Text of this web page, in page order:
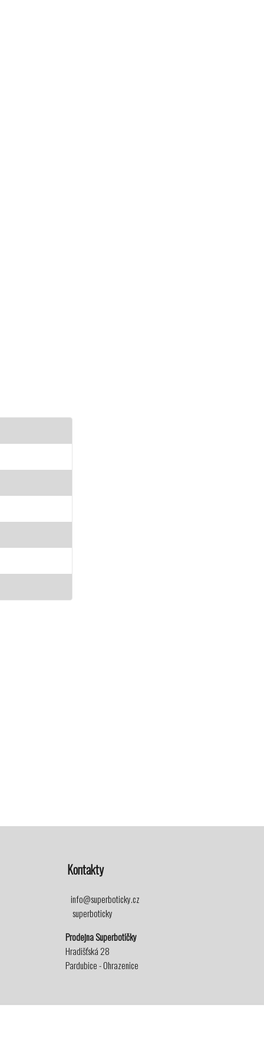
Kontakty
info@superboticky.cz
superboticky
Prodejna Superbotičky
Hradišťská 28
Pardubice - Ohrazenice